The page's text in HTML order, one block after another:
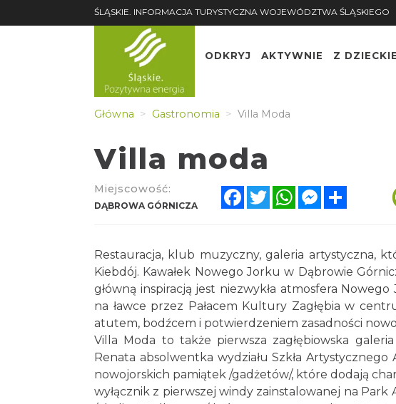
ŚLĄSKIE. INFORMACJA TURYSTYCZNA WOJEWÓDZTWA ŚLĄSKIEGO
ODKRYJ AKTYWNIE Z
Główna Gastronomia Villa Moda
Villa moda
Miejscowość:
DĄBROWA GÓRNICZA
FacebookTwitterWhatsAppMessenger
Restauracja, klub muzyczny, galeria artystyczna,
Kiebdój. Kawałek Nowego Jorku w Dąbrowie
główną inspiracją jest niezwykła atmosfera
na ławce przez Pałacem Kultury Zagłębia w
atutem, bodźcem i potwierdzeniem zasadności
Villa Moda to także pierwsza zagłębiowska
Renata absolwentka wydziału Szkła Artystycznego
nowojorskich pamiątek /gadżetów/, które dodają
wyłącznik z pierwszej windy zainstalowanej na